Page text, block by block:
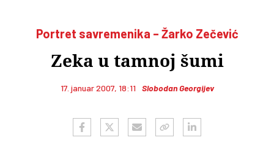
Portret savremenika – Žarko Zečević
Zeka u tamnoj šumi
17. januar 2007, 18:11 Slobodan Georgijev